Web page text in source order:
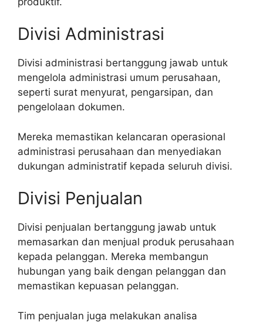
Divisi Administrasi
Divisi administrasi bertanggung jawab untuk
mengelola administrasi umum perusahaan,
seperti surat menyurat, pengarsipan, dan
pengelolaan dokumen.
Mereka memastikan kelancaran operasional
administrasi perusahaan dan menyediakan
dukungan administratif kepada seluruh divisi.
Divisi Penjualan
Divisi penjualan bertanggung jawab untuk
memasarkan dan menjual produk perusahaan
kepada pelanggan. Mereka membangun
hubungan yang baik dengan pelanggan dan
memastikan kepuasan pelanggan.
Tim penjualan juga melakukan analisa